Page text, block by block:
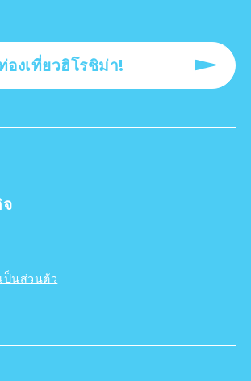
องเที่ยวฮิโรชิม่า!
ป็นส่วนตัว